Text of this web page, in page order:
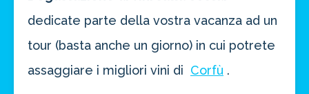
dedicate parte della vostra vacanza ad un
tour (basta anche un giorno) in cui potrete
assaggiare i migliori vini di Corfù .